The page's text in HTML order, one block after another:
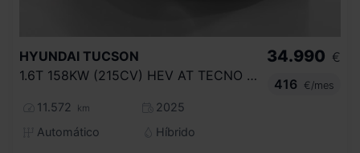
HYUNDAI TUCSON
1.6T 158KW (215CV) HEV AT TECNO SKY
11.572 km
2025
Automático
Híbrido
34.990 €
416
€/mes